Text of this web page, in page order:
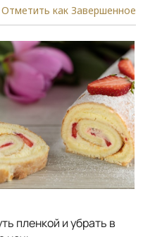
Отметить как Завершенное
пленкой и убрать в